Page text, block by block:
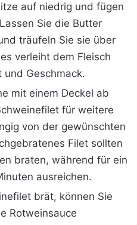
auf niedrig und fügen
Sie die Butter
träufeln Sie sie über
verleiht dem Fleisch
und Geschmack.
mit einem Deckel ab
für weitere
von der gewünschten
Filet sollten
braten, während für ein
ausreichen.
brät, können Sie
Rotweinsauce